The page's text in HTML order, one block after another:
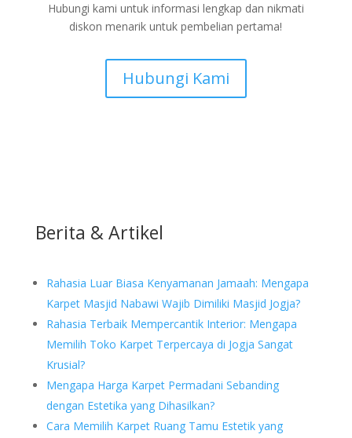
Hubungi kami untuk informasi lengkap dan nikmati
diskon menarik untuk pembelian pertama!
Hubungi Kami
Berita & Artikel
Rahasia Luar Biasa Kenyamanan Jamaah: Mengapa
Karpet Masjid Nabawi Wajib Dimiliki Masjid Jogja?
Rahasia Terbaik Mempercantik Interior: Mengapa
Memilih Toko Karpet Terpercaya di Jogja Sangat
Krusial?
Mengapa Harga Karpet Permadani Sebanding
dengan Estetika yang Dihasilkan?
Cara Memilih Karpet Ruang Tamu Estetik yang